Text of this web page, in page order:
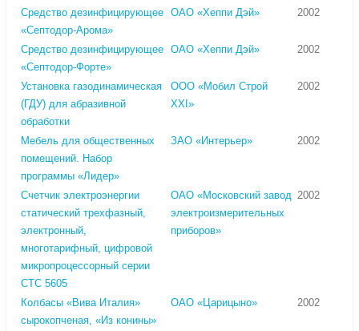
Средство дезинфицирующее
«Септодор-Арома»
ОАО «Хеппи Дэй» 2002
Средство дезинфицирующее
«Септодор-Форте»
ОАО «Хеппи Дэй» 2002
Установка газодинамическая
(ГДУ) для абразивной
обработки
ООО «Мобил Строй
XXI»
2002
Мебель для общественных
помещений. Набор
программы «Лидер»
ЗАО «Интерьер» 2002
Счетчик электроэнергии
статический трехфазный,
электронный,
многотарифный, цифровой
микропроцессорный серии
СТС 5605
ОАО «Московский завод
электроизмерительных
приборов»
2002
Колбасы «Вива Италия»
сырокопченая, «Из конины»
ОАО «Царицыно» 2002